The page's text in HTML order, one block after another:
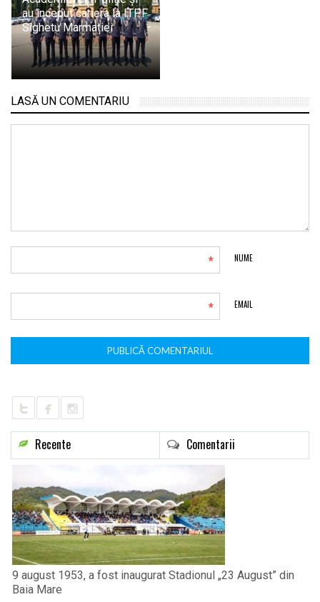
au început cariera la ITPF
Sighetu Marmației
LASĂ UN COMENTARIU
NUME
*
EMAIL
*
Recente Comentarii
9 august 1953, a fost inaugurat Stadionul „23 August” din
Baia Mare